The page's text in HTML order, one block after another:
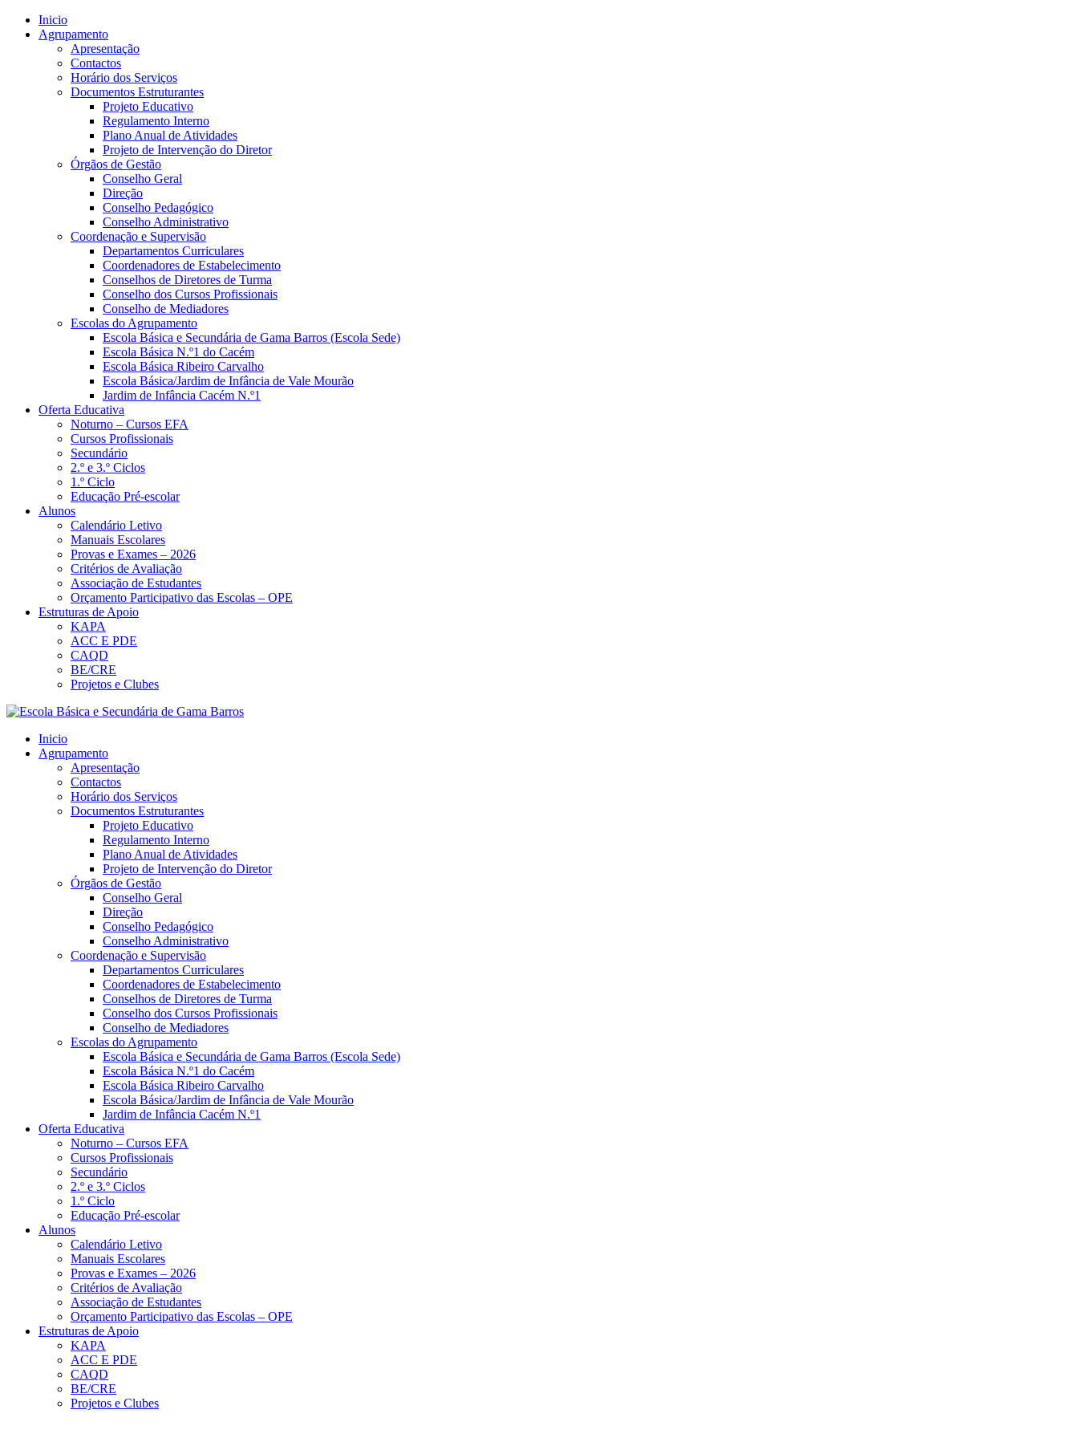
Inicio
Agrupamento
Apresentação
Contactos
Horário dos Serviços
Documentos Estruturantes
Projeto Educativo
Regulamento Interno
Plano Anual de Atividades
Projeto de Intervenção do Diretor
Órgãos de Gestão
Conselho Geral
Direção
Conselho Pedagógico
Conselho Administrativo
Coordenação e Supervisão
Departamentos Curriculares
Coordenadores de Estabelecimento
Conselhos de Diretores de Turma
Conselho dos Cursos Profissionais
Conselho de Mediadores
Escolas do Agrupamento
Escola Básica e Secundária de Gama Barros (Escola Sede)
Escola Básica N.º1 do Cacém
Escola Básica Ribeiro Carvalho
Escola Básica/Jardim de Infância de Vale Mourão
Jardim de Infância Cacém N.º1
Oferta Educativa
Noturno – Cursos EFA
Cursos Profissionais
Secundário
2.º e 3.º Ciclos
1.º Ciclo
Educação Pré-escolar
Alunos
Calendário Letivo
Manuais Escolares
Provas e Exames – 2026
Critérios de Avaliação
Associação de Estudantes
Orçamento Participativo das Escolas – OPE
Estruturas de Apoio
KAPA
ACC E PDE
CAQD
BE/CRE
Projetos e Clubes
Inicio
Agrupamento
Apresentação
Contactos
Horário dos Serviços
Documentos Estruturantes
Projeto Educativo
Regulamento Interno
Plano Anual de Atividades
Projeto de Intervenção do Diretor
Órgãos de Gestão
Conselho Geral
Direção
Conselho Pedagógico
Conselho Administrativo
Coordenação e Supervisão
Departamentos Curriculares
Coordenadores de Estabelecimento
Conselhos de Diretores de Turma
Conselho dos Cursos Profissionais
Conselho de Mediadores
Escolas do Agrupamento
Escola Básica e Secundária de Gama Barros (Escola Sede)
Escola Básica N.º1 do Cacém
Escola Básica Ribeiro Carvalho
Escola Básica/Jardim de Infância de Vale Mourão
Jardim de Infância Cacém N.º1
Oferta Educativa
Noturno – Cursos EFA
Cursos Profissionais
Secundário
2.º e 3.º Ciclos
1.º Ciclo
Educação Pré-escolar
Alunos
Calendário Letivo
Manuais Escolares
Provas e Exames – 2026
Critérios de Avaliação
Associação de Estudantes
Orçamento Participativo das Escolas – OPE
Estruturas de Apoio
KAPA
ACC E PDE
CAQD
BE/CRE
Projetos e Clubes